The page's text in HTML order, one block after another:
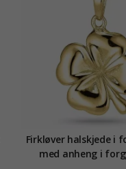
Firkløver halskjede i
med anheng i